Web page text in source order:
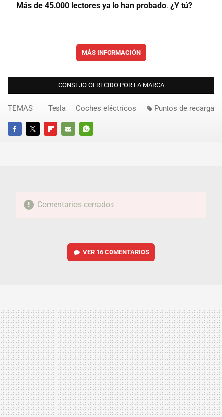
Más de 45.000 lectores ya lo han probado. ¿Y tú?
MÁS INFORMACIÓN
CONSEJO OFRECIDO POR LA MARCA
FACEBOOKTWITTERFLIPBOARD
E-
WHATSAPP
TEMAS Tesla Coches eléctricos Puntos de recarga
Comentarios cerrados
VER 16 COMENTARIOS